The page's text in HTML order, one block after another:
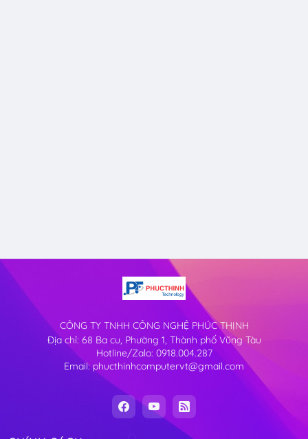
CÔNG TY TNHH CÔNG NGHỆ PHÚC THỊNH
Địa chỉ: 68 Ba cu, Phường 1, Thành phố Vũng Tàu
Hotline/Zalo: 0918.004.287
Email: phucthinhcomputervt@gmail.com